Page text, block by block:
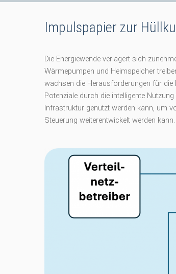
Impulspapier zur
Die Energiewende verlagert sich
Wärmepumpen und Heimspeicher
wachsen die Herausforderungen für
Potenziale durch die intelligente
Infrastruktur genutzt werden kann, um
Steuerung weiterentwickelt werden